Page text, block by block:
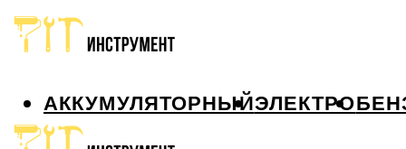
АККУМУЛЯТОРНЫЙЭЛЕКТРО